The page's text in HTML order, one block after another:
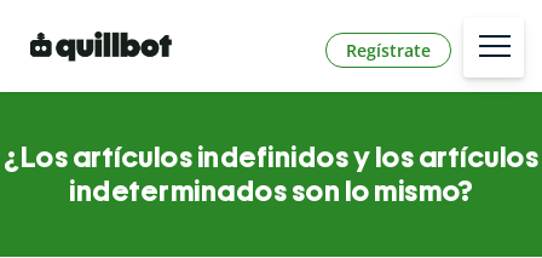
Regístrate
¿Los artículos indefinidos y los artículos
indeterminados son lo mismo?